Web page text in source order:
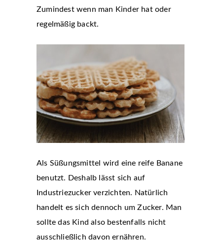
Zumindest wenn man Kinder hat oder
regelmäßig backt.
Als Süßungsmittel wird eine reife Banane
benutzt. Deshalb lässt sich auf
Industriezucker verzichten. Natürlich
handelt es sich dennoch um Zucker. Man
sollte das Kind also bestenfalls nicht
ausschließlich davon ernähren.